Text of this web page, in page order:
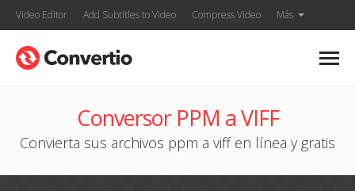
Video Editor Add Subtitles to Video Compress Video Más
Conversor PPM a VIFF
Convierta sus archivos ppm a viff en línea y gratis